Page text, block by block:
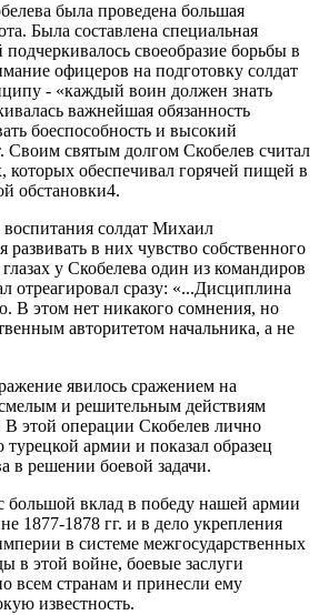
была проведена большая
Была составлена специальная
своеобразие борьбы в
офицеров на подготовку солдат
- «каждый воин должен знать
важнейшая обязанность
боеспособность и высокий
Своим святым долгом Скобелев считал
которых обеспечивал горячей пищей в
обстановки4.
солдат Михаил
в них чувство собственного
у Скобелева один из командиров
отреагировал сразу: «...Дисциплина
В этом нет никакого сомнения, но
авторитетом начальника, а не
явилось сражением на
и решительным действиям
этой операции Скобелев лично
армии и показал образец
в решении боевой задачи.
большой вклад в победу нашей армии
1877-1878 гг. и в дело укрепления
в системе межгосударственных
в этой войне, боевые заслуги
всем странам и принесли ему
известность.